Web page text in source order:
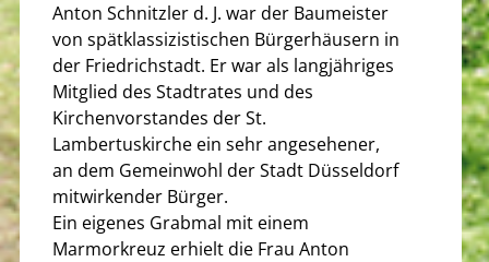
Anton Schnitzler d. J. war der Baumeister
von spätklassizistischen Bürgerhäusern in
der Friedrichstadt. Er war als langjähriges
Mitglied des Stadtrates und des
Kirchenvorstandes der St.
Lambertuskirche ein sehr angesehener,
an dem Gemeinwohl der Stadt Düsseldorf
mitwirkender Bürger.
Ein eigenes Grabmal mit einem
Marmorkreuz erhielt die Frau Anton